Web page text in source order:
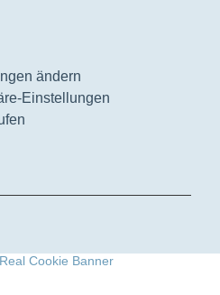
ändern
Einstellungen
Cookie Banner